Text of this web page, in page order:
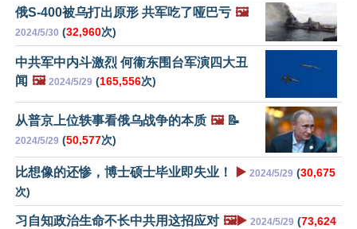
俄S-400被乌打出原形 共军吃了哑巴亏 🖼️
2024/5/30 (32,960次)
中共军中内斗激烈 何衞东围台军演四大丑
闻 🖼️ 2024/5/29 (165,556次)
从普京上位轶事看俄乌战争的本质 🖼️📝
2024/5/29 (50,577次)
比想像的还惨，博士硕士毕业即失业！ ▶️ 2024/5/29 (30,675
次)
习自知政治生命不长中共用这招应对 🖼️▶️ 2024/5/29 (73,624